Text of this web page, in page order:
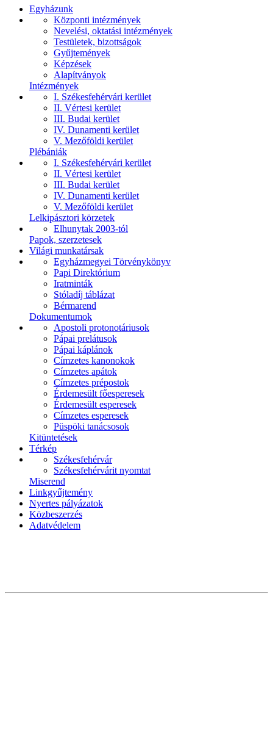
Egyházunk
Központi intézmények
Nevelési, oktatási intézmények
Testületek, bizottságok
Gyűjtemények
Képzések
Alapítványok
Intézmények
I. Székesfehérvári kerület
II. Vértesi kerület
III. Budai kerület
IV. Dunamenti kerület
V. Mezőföldi kerület
Plébániák
I. Székesfehérvári kerület
II. Vértesi kerület
III. Budai kerület
IV. Dunamenti kerület
V. Mezőföldi kerület
Lelkipásztori körzetek
Elhunytak 2003-tól
Papok, szerzetesek
Világi munkatársak
Egyházmegyei Törvénykönyv
Papi Direktórium
Iratminták
Stóladíj táblázat
Bérmarend
Dokumentumok
Apostoli protonotáriusok
Pápai prelátusok
Pápai káplánok
Címzetes kanonokok
Címzetes apátok
Címzetes prépostok
Érdemesült főesperesek
Érdemesült esperesek
Címzetes esperesek
Püspöki tanácsosok
Kitüntetések
Térkép
Székesfehérvár
Székesfehérvárit nyomtat
Miserend
Linkgyűjtemény
Nyertes pályázatok
Közbeszerzés
Adatvédelem